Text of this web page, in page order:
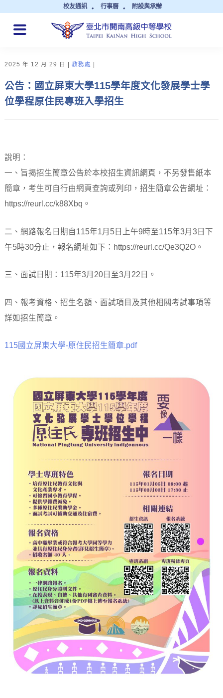
校友通訊 行事曆 附設與承辦
QUICK LINKS
2025 年 12 月 29 日 教務處
公告：國立屏東大學115學年度文化發展學士學
位學程原住民專班入學招生
說明：
一、旨揭招生簡章公告於本校招生資訊網頁，不另發售紙本
簡章，考生可自行由網頁查詢或列印，招生簡章公告網址：
https://reurl.cc/k88Xbq。
二、網路報名日期自115年1月5日上午9時至115年3月3日下
午5時30分止，報名網址如下：https://reurl.cc/Qe3Q2O。
三、面試日期：115年3月20日至3月22日。
四、報考資格、招生名額、面試項目及其他相關考試事項等
詳如招生簡章。
115國立屏東大學-原住民招生簡章.pdf